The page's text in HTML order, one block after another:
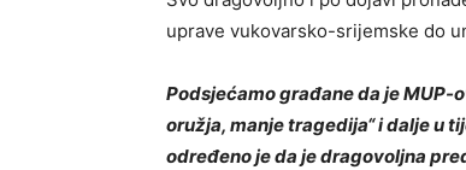
uprave vukovarsko-srijemske do
Podsjećamo građane da je
oružja, manje tragedija“ i dalje u
određeno je da je dragovoljna